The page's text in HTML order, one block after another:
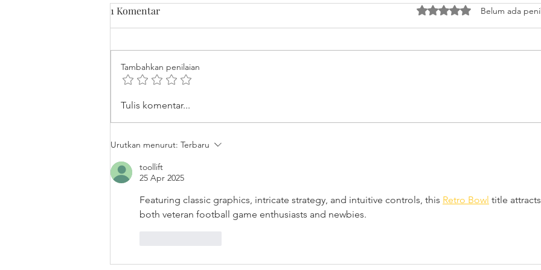
Menghadapi Era Kecerdasan
Generated Art
1 Komentar Dinilai 0 dari 5 bintang.
Belum ada
Tambahkan penilaian
Tulis komentar...
Urutkan menurut: Terbaru
toollift
25 Apr 2025
Featuring classic graphics, intricate strategy, and intuitive controls, this Retro Bowl title attracts
both veteran football game enthusiasts and newbies.